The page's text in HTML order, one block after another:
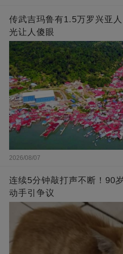
传武吉玛鲁有1.5万罗兴亚
光让人傻眼
2026/08/07
连续5分钟敲打声不断！90
动手引争议